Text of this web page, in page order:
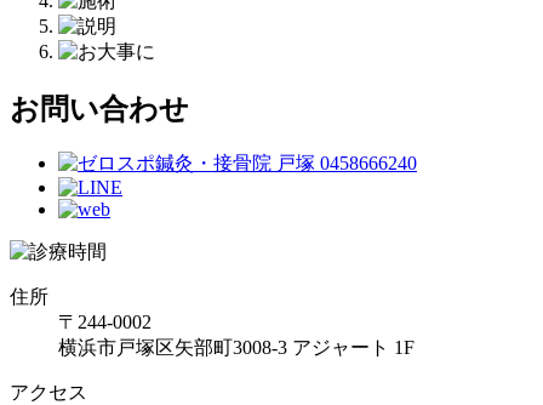
お問い合わせ
住所
〒244-0002
横浜市戸塚区矢部町3008-3 アジャート 1F
アクセス